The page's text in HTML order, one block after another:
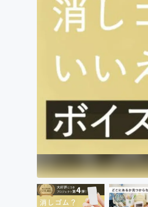
ビジネス・起
まちづくり・